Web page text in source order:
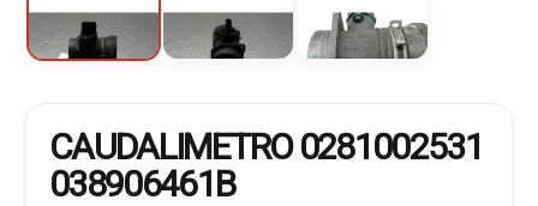
CAUDALIMETRO 0281002531
038906461B